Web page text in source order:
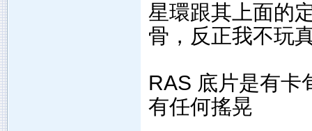
星環跟其上面的
骨，反正我不玩
RAS 底片是有卡
有任何搖晃